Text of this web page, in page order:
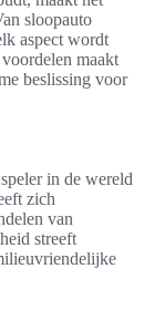
sloopauto
aspect wordt
maakt
beslissing voor
in de wereld
zich
van
streeft